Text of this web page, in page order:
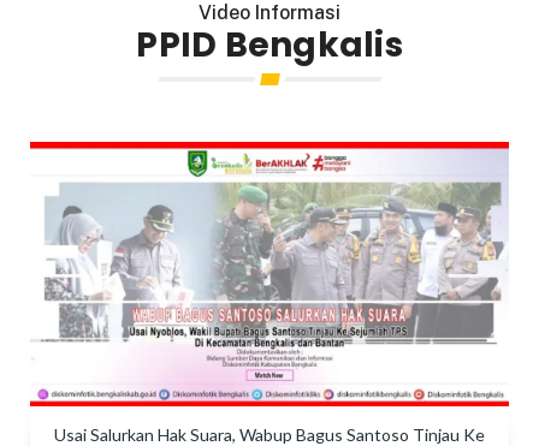
Video Informasi
PPID Bengkalis
Usai Salurkan Hak Suara, Wabup Bagus Santoso Tinjau Ke